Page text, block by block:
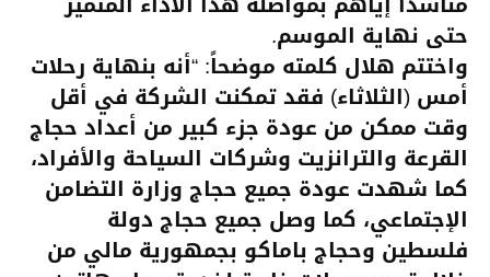
حتى نهاية الموسم.
واختتم هلال كلمته موضحاً: “أنه بنهاية رحلات
أمس (الثلاثاء) فقد تمكنت الشركة في أقل
وقت ممكن من عودة جزء كبير من أعداد حجاج
القرعة والترانزيت وشركات السياحة والأفراد،
كما شهدت عودة جميع حجاج وزارة التضامن
الإجتماعي، كما وصل جميع حجاج دولة
فلسطين وحجاج باماكو بجمهورية مالي من